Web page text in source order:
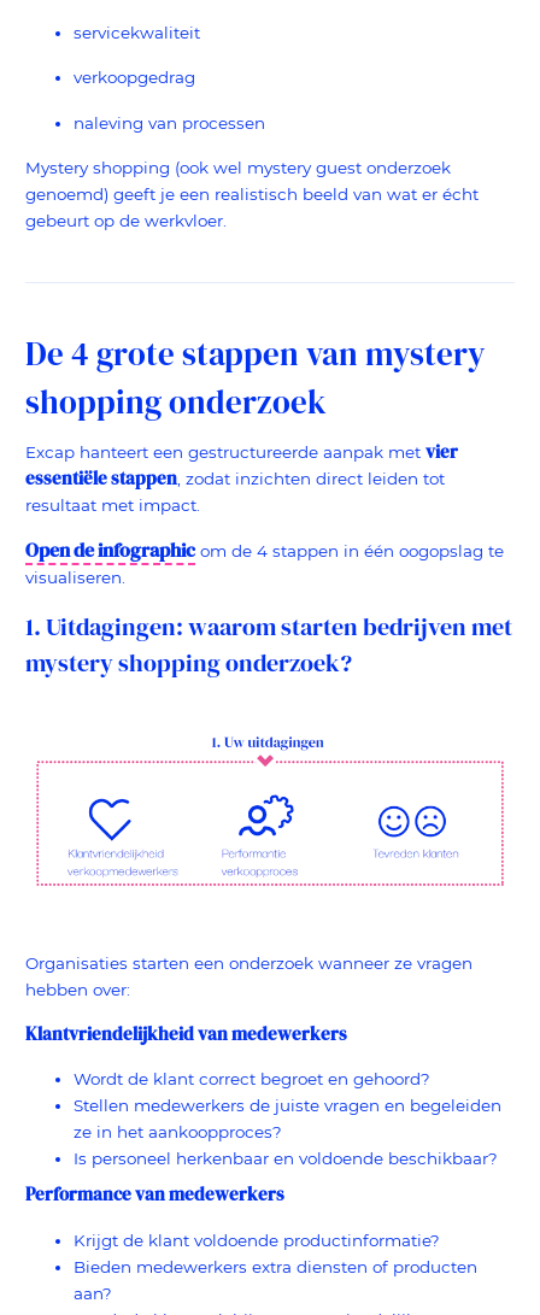
servicekwaliteit
verkoopgedrag
naleving van processen
Mystery shopping (ook wel mystery guest onderzoek
genoemd) geeft je een realistisch beeld van wat er écht
gebeurt op de werkvloer.
De 4 grote stappen van mystery
shopping onderzoek
Excap hanteert een gestructureerde aanpak met vier
essentiële stappen, zodat inzichten direct leiden tot
resultaat met impact.
Open de infographic om de 4 stappen in één oogopslag te
visualiseren.
1. Uitdagingen: waarom starten bedrijven met
mystery shopping onderzoek?
Organisaties starten een onderzoek wanneer ze vragen
hebben over:
Klantvriendelijkheid van medewerkers
Wordt de klant correct begroet en gehoord?
Stellen medewerkers de juiste vragen en begeleiden
ze in het aankoopproces?
Is personeel herkenbaar en voldoende beschikbaar?
Performance van medewerkers
Krijgt de klant voldoende productinformatie?
Bieden medewerkers extra diensten of producten
aan?